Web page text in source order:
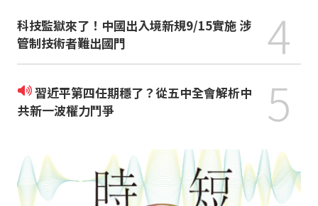
科技監獄來了！中國出入境新規9/15實施 涉
管制技術者難出國門
4
習近平第四任期穩了？從五中全會解析中
共新一波權力鬥爭
5